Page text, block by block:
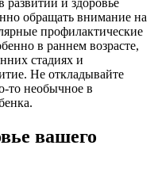
и здоровье
обращать внимание на
профилактические
в раннем возрасте,
стадиях и
Не откладывайте
то необычное в
вашего